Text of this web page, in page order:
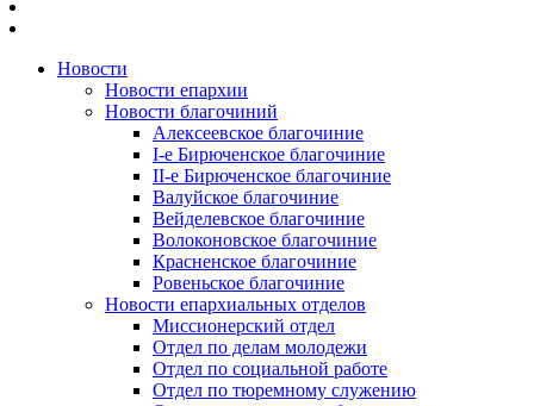
Новости
Новости епархии
Новости благочиний
Алексеевское благочиние
I-е Бирюченское благочиние
II-е Бирюченское благочиние
Валуйское благочиние
Вейделевское благочиние
Волоконовское благочиние
Красненское благочиние
Ровеньское благочиние
Новости епархиальных отделов
Миссионерский отдел
Отдел по делам молодежи
Отдел по социальной работе
Отдел по тюремному служению